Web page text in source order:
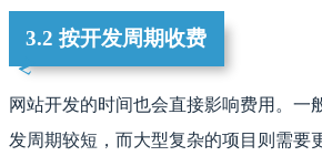
3.2 按开发周期收费
网站开发的时间也会直接影响费用。一
发周期较短，而大型复杂的项目则需要